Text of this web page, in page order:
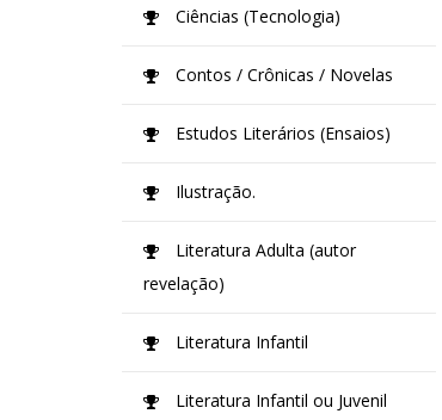
Ciências (Tecnologia)
Contos / Crônicas / Novelas
Estudos Literários (Ensaios)
Ilustração.
Literatura Adulta (autor
revelação)
Literatura Infantil
Literatura Infantil ou Juvenil